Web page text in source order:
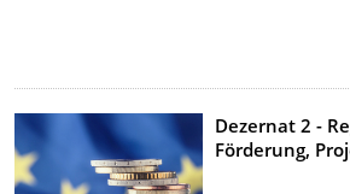
Dezernat 2 -
Förderung,